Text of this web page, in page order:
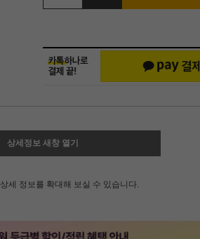
상세정보 새창 열기
상세 정보를 확대해 보실 수 있습니다.